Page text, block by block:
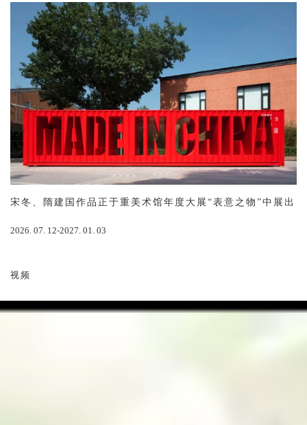
宋冬、隋建国作品正于重美术馆年度大展“表意之物”中展出
2026. 07. 12-2027. 01. 03
视频